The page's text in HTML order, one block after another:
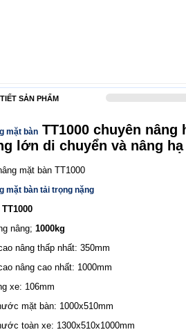
SẢN PHẨM
mặt bàn TT1000 chuyên
lớn di chuyển và nâng
mặt bàn tải trọng nặng
TT1000
nâng; 1000kg
nâng thấp nhất: 350mm
nâng cao nhất: 1000mm
xe: 106mm
mặt bàn: 1000x510mm
toàn xe: 1300x510x1000mm